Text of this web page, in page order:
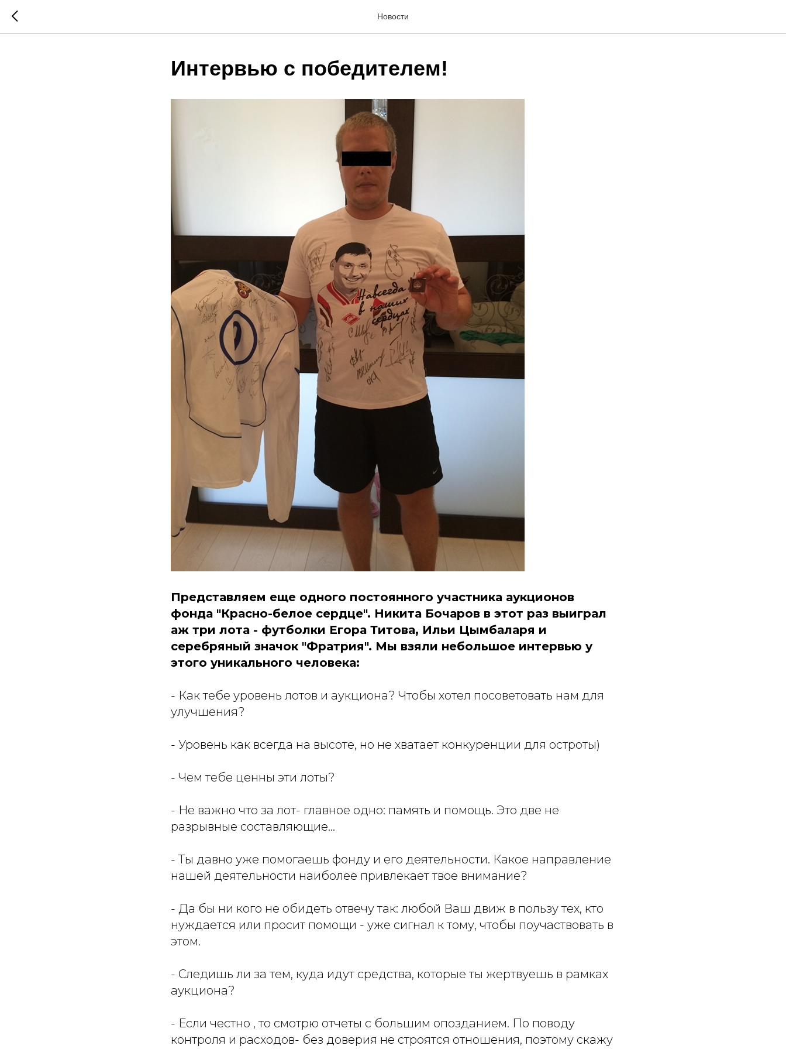
Новости
Интервью с победителем!
Представляем еще одного постоянного участника аукционов
фонда "Красно-белое сердце". Никита Бочаров в этот раз выиграл
аж три лота - футболки Егора Титова, Ильи Цымбаларя и
серебряный значок "Фратрия". Мы взяли небольшое интервью у
этого уникального человека:
- Как тебе уровень лотов и аукциона? Чтобы хотел посоветовать нам для
улучшения?
- Уровень как всегда на высоте, но не хватает конкуренции для остроты)
- Чем тебе ценны эти лоты?
- Не важно что за лот- главное одно: память и помощь. Это две не
разрывные составляющие...
- Ты давно уже помогаешь фонду и его деятельности. Какое направление
нашей деятельности наиболее привлекает твое внимание?
- Да бы ни кого не обидеть отвечу так: любой Ваш движ в пользу тех, кто
нуждается или просит помощи - уже сигнал к тому, чтобы поучаствовать в
этом.
- Следишь ли за тем, куда идут средства, которые ты жертвуешь в рамках
аукциона?
- Если честно , то смотрю отчеты с большим опозданием. По поводу
контроля и расходов- без доверия не строятся отношения, поэтому скажу